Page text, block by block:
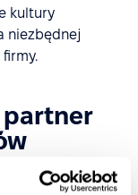
kultury
niezbędnej
partner